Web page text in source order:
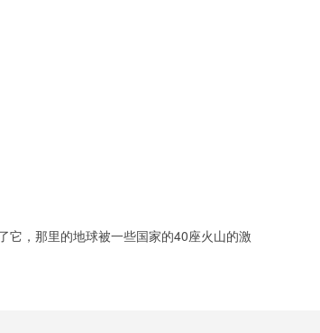
它，那里的地球被一些国家的40座火山的激